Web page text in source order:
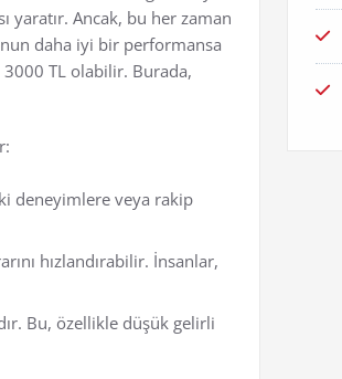
yaratır. Ancak, bu her zaman
daha iyi bir performansa
TL olabilir. Burada,
deneyimlere veya rakip
hızlandırabilir. İnsanlar,
Bu, özellikle düşük gelirli